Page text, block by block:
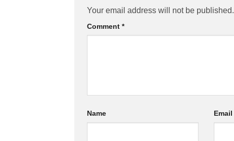
Your email address will not be published.
Comment *
Name Email